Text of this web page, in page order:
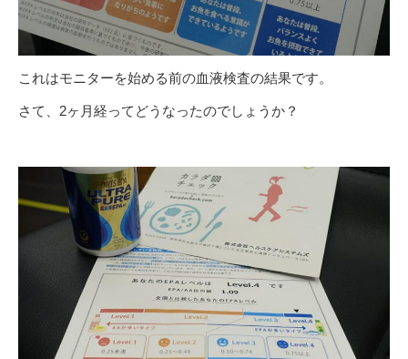
これはモニターを始める前の血液検査の結果です。
さて、2ヶ月経ってどうなったのでしょうか？